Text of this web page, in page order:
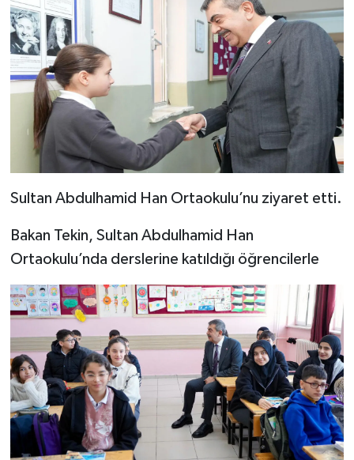
Sultan Abdulhamid Han Ortaokulu’nu ziyaret etti.
Bakan Tekin, Sultan Abdulhamid Han
Ortaokulu’nda derslerine katıldığı öğrencilerle